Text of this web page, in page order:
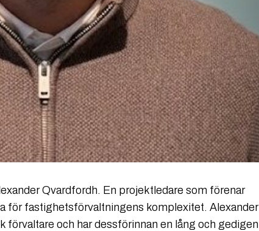
Qvardfordh. En projektledare som förenar
för fastighetsförvaltningens komplexitet. Alexander
förvaltare och har dessförinnan en lång och gedigen